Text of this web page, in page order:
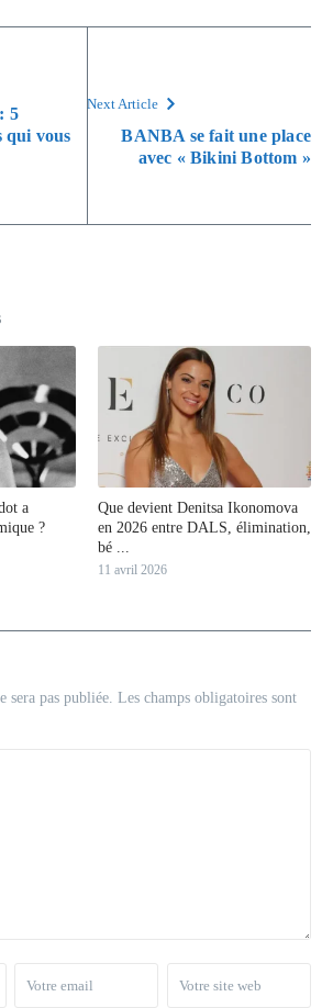
5
qui vous
Next Article
BANBA se fait une place
avec « Bikini Bottom »
a
?
Que devient Denitsa Ikonomova
en 2026 entre DALS, élimination,
bé ...
11 avril 2026
sera pas publiée. Les champs obligatoires sont